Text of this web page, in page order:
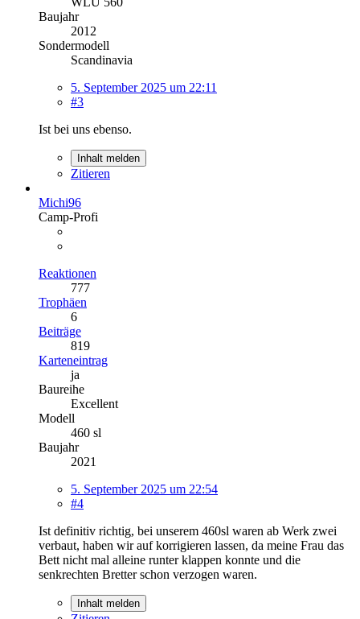
Baujahr
2012
Sondermodell
Scandinavia
5. September 2025 um 22:11
#3
Ist bei uns ebenso.
Inhalt melden
Zitieren
Michi96
Camp-Profi
Reaktionen
777
Trophäen
6
Beiträge
819
Karteneintrag
ja
Baureihe
Excellent
Modell
460 sl
Baujahr
2021
5. September 2025 um 22:54
#4
Ist definitiv richtig, bei unserem 460sl waren ab Werk zwei
verbaut, haben wir auf korrigieren lassen, da meine Frau das
Bett nicht mal alleine runter klappen konnte und die
senkrechten Bretter schon verzogen waren.
Inhalt melden